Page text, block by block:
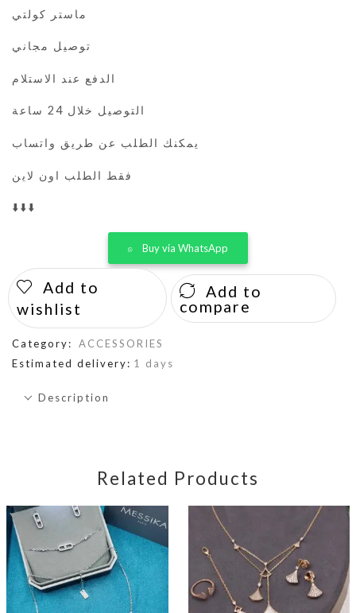
ماستر كولتي
توصيل مجاني
الدفع عند الاستلام
التوصيل خلال 24 ساعة
يمكنك الطلب عن طريق واتساب
فقط الطلب اون لاين
⬇️⬇️⬇️
Buy via WhatsApp
Add to
wishlist
Add to
compare
Category:
ACCESSORIES
Estimated delivery: 1 days
Description
Related Products